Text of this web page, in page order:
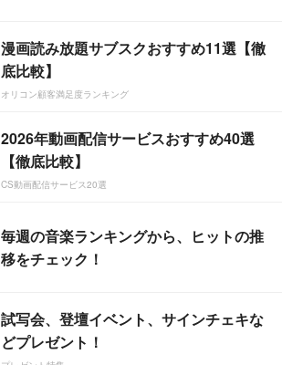
漫画読み放題サブスクおすすめ11選【徹
底比較】
オリコン顧客満足度ランキング
2026年動画配信サービスおすすめ40選
【徹底比較】
CS動画配信サービス20選
毎週の音楽ランキングから、ヒットの推
移をチェック！
試写会、登壇イベント、サインチェキな
どプレゼント！